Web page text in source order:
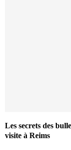
Les secrets des
visite à Reims